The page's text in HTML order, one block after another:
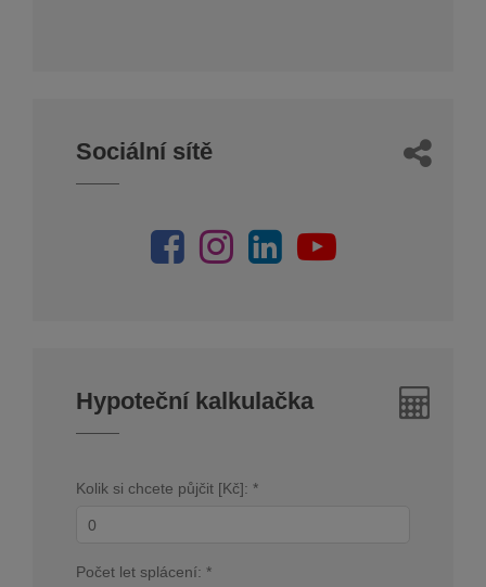
Sociální sítě
Hypoteční kalkulačka
Kolik si chcete půjčit [Kč]: *
Počet let splácení: *